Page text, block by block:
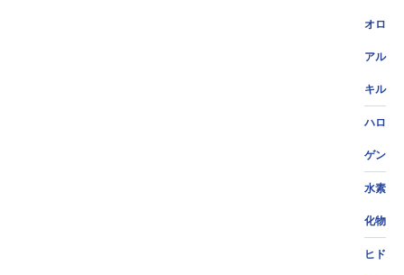
オロ
アル
キル
ハロ
ゲン
水素
化物
ヒド